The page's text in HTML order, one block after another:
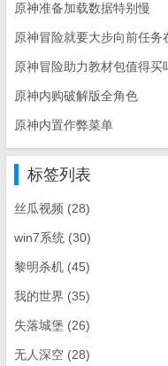
原神准备加载数据特别慢
原神冒险就要大步向前任务
原神冒险助力教材包值得买
原神内购破解版全角色
原神内置作弊菜单
标签列表
丝瓜视频 (28)
win7系统 (30)
黎明杀机 (45)
我的世界 (35)
失落城堡 (26)
无人深空 (28)